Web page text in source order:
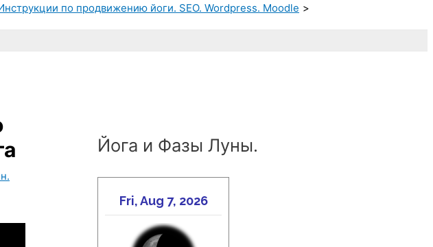
по продвижению йоги. SEO. Wordpress. Moodle
Йога и Фазы Луны.